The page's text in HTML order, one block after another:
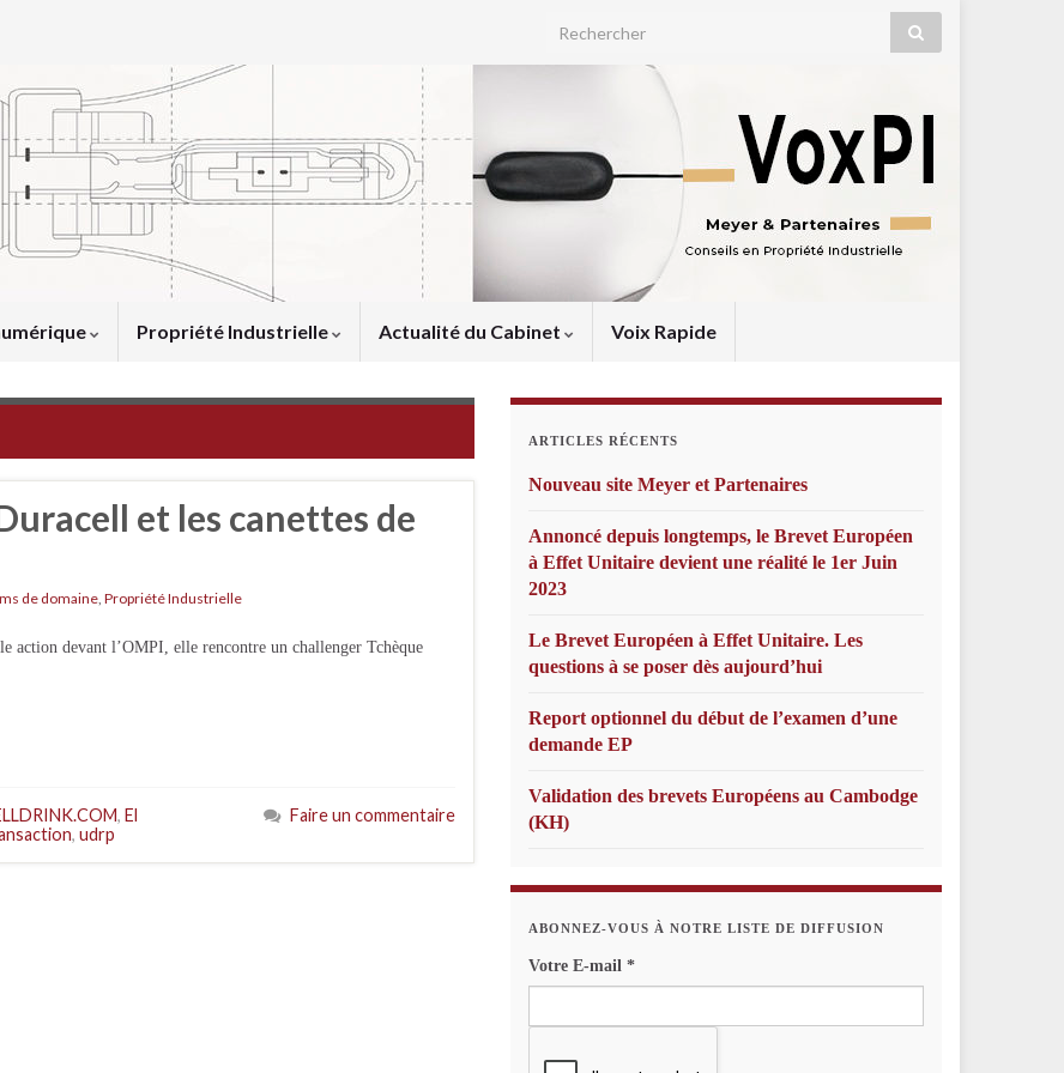
Search for:
Propriété Industrielle Actualité du Cabinet Voix Rapide
et les canettes de
de domaine, Propriété Industrielle
action devant l’OMPI, elle rencontre un challenger Tchèque
, El
, udrp
Faire un commentaire
ARTICLES RÉCENTS
Nouveau site Meyer et Partenaires
Annoncé depuis longtemps, le Brevet Européen
à Effet Unitaire devient une réalité le 1er Juin
2023
Le Brevet Européen à Effet Unitaire. Les
questions à se poser dès aujourd’hui
Report optionnel du début de l’examen d’une
demande EP
Validation des brevets Européens au Cambodge
(KH)
ABONNEZ-VOUS À NOTRE LISTE DE DIFFUSION
Votre E-mail *